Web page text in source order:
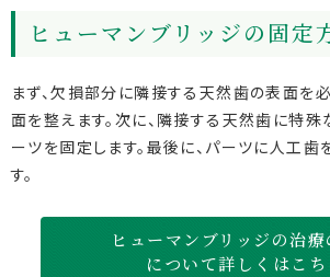
ヒューマンブリッジの固定
まず、欠損部分に隣接する天然歯の表面を
面を整えます。次に、隣接する天然歯に特
ーツを固定します。最後に、パーツに人工
す。
ヒューマンブリッジの治
について詳しくはこち